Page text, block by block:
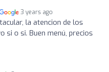
3 years ago
la atencion de los
si o si. Buen menú, precios